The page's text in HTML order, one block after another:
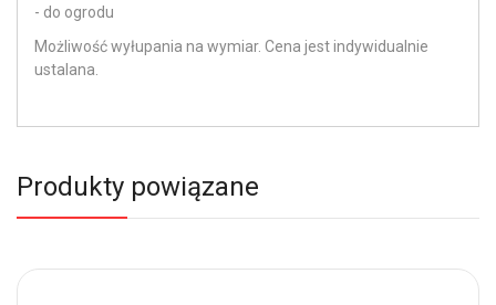
- do ogrodu
Możliwość wyłupania na wymiar. Cena jest indywidualnie
ustalana.
Produkty powiązane